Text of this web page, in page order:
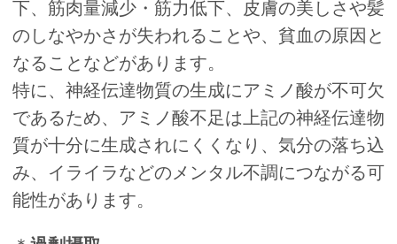
下、筋肉量減少・筋力低下、皮膚の美しさや髪
のしなやかさが失われることや、貧血の原因と
なることなどがあります。
特に、神経伝達物質の生成にアミノ酸が不可欠
であるため、アミノ酸不足は上記の神経伝達物
質が十分に生成されにくくなり、気分の落ち込
み、イライラなどのメンタル不調につながる可
能性があります。